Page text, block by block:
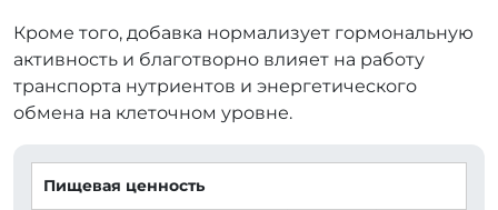
Кроме того, добавка нормализует гормональную
активность и благотворно влияет на работу
транспорта нутриентов и энергетического
обмена на клеточном уровне.
Пищевая ценность